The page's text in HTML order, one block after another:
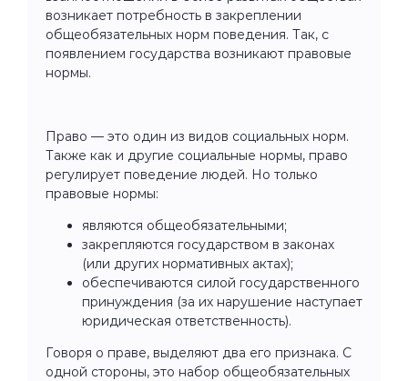
возникает потребность в закреплении
общеобязательных норм поведения. Так, с
появлением государства возникают правовые
нормы.
Право — это один из видов социальных норм.
Также как и другие социальные нормы, право
регулирует поведение людей. Но только
правовые нормы:
являются общеобязательными;
закрепляются государством в законах
(или других нормативных актах);
обеспечиваются силой государственного
принуждения (за их нарушение наступает
юридическая ответственность).
Говоря о праве, выделяют два его признака. С
одной стороны, это набор общеобязательных